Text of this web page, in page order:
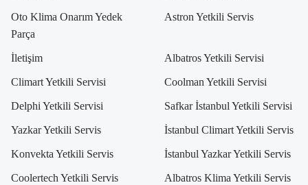
Oto Klima Onarım Yedek
Parça
Astron Yetkili Servis
İletişim Albatros Yetkili Servisi
Climart Yetkili Servisi Coolman Yetkili Servisi
Delphi Yetkili Servisi Safkar İstanbul Yetkili Servisi
Yazkar Yetkili Servis İstanbul Climart Yetkili Servis
Konvekta Yetkili Servis İstanbul Yazkar Yetkili Servis
Coolertech Yetkili Servis Albatros Klima Yetkili Servis